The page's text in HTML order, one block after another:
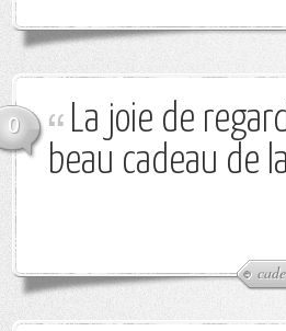
0
La joie de
beau cadeau de